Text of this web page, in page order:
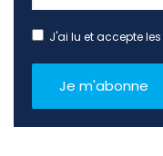
J'ai lu et accepte